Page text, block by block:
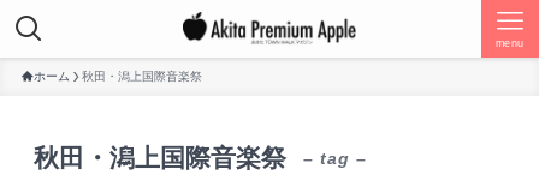
menu
ホーム 秋田・潟上国際音楽祭
秋田・潟上国際音楽祭 – tag –